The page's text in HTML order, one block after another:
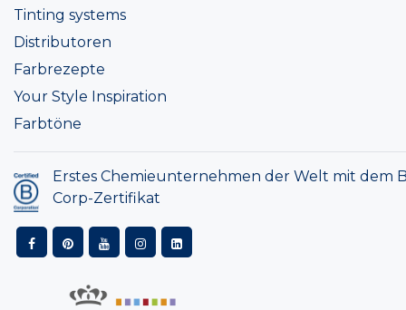
Tinting systems
Distributoren
Farbrezepte
Your Style Inspiration
Farbtöne
Erstes Chemieunternehmen der Welt mit dem
Corp-Zertifikat